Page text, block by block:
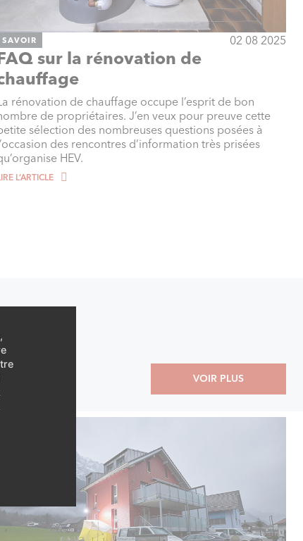
SAVOIR 02 08 2025
sur la rénovation de
rénovation de chauffage occupe l’esprit de bon
de propriétaires. J’en veux pour preuve cette
sélection des nombreuses questions posées à
des rencontres d’information très prisées
HEV.
L‘ARTICLE
VOIR PLUS